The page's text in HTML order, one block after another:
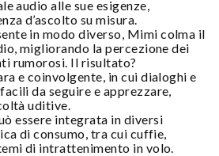
audio alle sue esigenze,
d’ascolto su misura.
in modo diverso, Mimi colma il
migliorando la percezione dei
rumorosi. Il risultato?
e coinvolgente, in cui dialoghi e
da seguire e apprezzare,
uditive.
essere integrata in diversi
di consumo, tra cui cuffie,
di intrattenimento in volo.